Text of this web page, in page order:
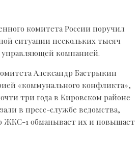
комитета России поручил
ситуации нескольких тысяч
компанией.
Александр Бастрыкин
«коммунального конфликта»,
три года в Кировском районе
в пресс-службе ведомства,
ЖКС-1 обманывает их и повышает